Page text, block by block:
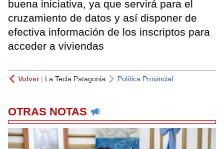
buena iniciativa, ya que servirá para el
cruzamiento de datos y así disponer de
efectiva información de los inscriptos para
acceder a viviendas
Volver| La Tecla Patagonia Política Provincial
OTRAS NOTAS